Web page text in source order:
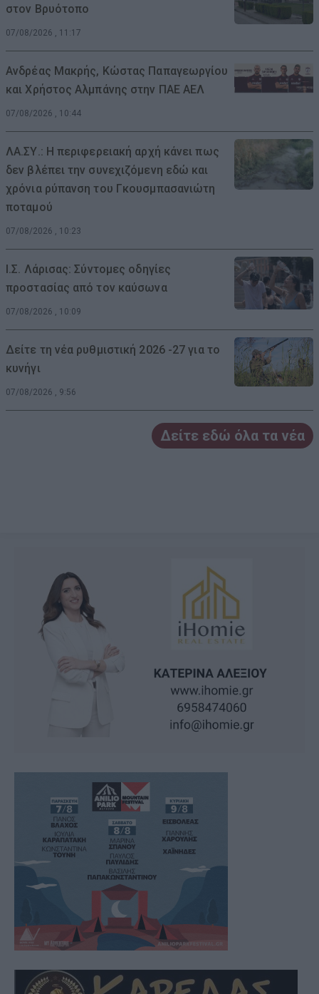
στον Βρυότοπο
07/08/2026 , 11:17
Ανδρέας Μακρής, Κώστας Παπαγεωργίου
και Χρήστος Αλμπάνης στην ΠΑΕ ΑΕΛ
07/08/2026 , 10:44
ΛΑ.ΣΥ.: Η περιφερειακή αρχή κάνει πως
δεν βλέπει την συνεχιζόμενη εδώ και
χρόνια ρύπανση του Γκουσμπασανιώτη
ποταμού
07/08/2026 , 10:23
Ι.Σ. Λάρισας: Σύντομες οδηγίες
προστασίας από τον καύσωνα
07/08/2026 , 10:09
Δείτε τη νέα ρυθμιστική 2026 -27 για το
κυνήγι
07/08/2026 , 9:56
Δείτε εδώ όλα τα νέα